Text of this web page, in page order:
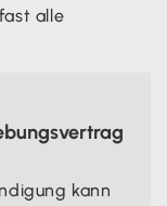
alle
kann